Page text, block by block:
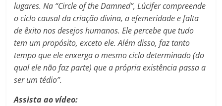
lugares. Na “Circle of the Damned”,Lúcifer compreende
o ciclo causal da criação divina, a efemeridade e falta
de êxito nos desejos humanos. Ele percebe que tudo
tem um propósito, exceto ele. Além disso, faz tanto
tempo que ele enxerga o mesmo ciclo determinado (do
qual ele não faz parte) que a própria existência passa a
ser um tédio”.
Assista ao vídeo: